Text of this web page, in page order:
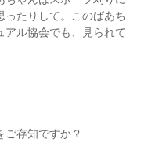
たりして。このばあち
アル協会でも、見られて
ご存知ですか？